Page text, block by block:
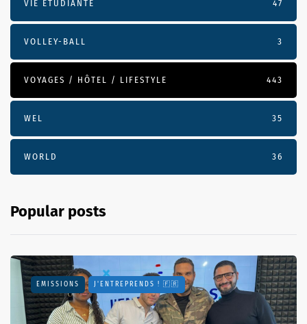
VIE ÉTUDIANTE 47
VOLLEY-BALL 3
VOYAGES / HÔTEL / LIFESTYLE 443
WEL 35
WORLD 36
Popular posts
EMISSIONS J'ENTREPRENDS ! 🇫🇷